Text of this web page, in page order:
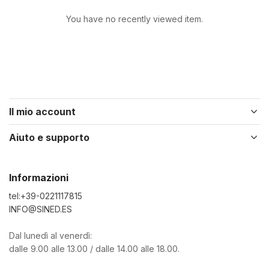
You have no recently viewed item.
Il mio account
Aiuto e supporto
Informazioni
tel:+39-0221117815
INFO@SINED.ES
Dal lunedì al venerdì:
dalle 9.00 alle 13.00 / dalle 14.00 alle 18.00.